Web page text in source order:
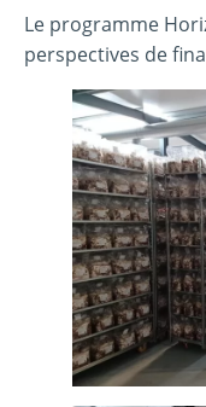
Le programme
perspectives de